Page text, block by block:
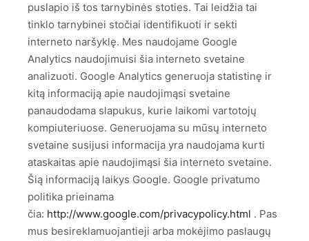
puslapio iš tos tarnybinės stoties. Tai leidžia tai
tinklo tarnybinei stočiai identifikuoti ir sekti
interneto naršyklę. Mes naudojame Google
Analytics naudojimuisi šia interneto svetaine
analizuoti. Google Analytics generuoja statistinę ir
kitą informaciją apie naudojimąsi svetaine
panaudodama slapukus, kurie laikomi vartotojų
kompiuteriuose. Generuojama su mūsų interneto
svetaine susijusi informacija yra naudojama kurti
ataskaitas apie naudojimąsi šia interneto svetaine.
Šią informaciją laikys Google. Google privatumo
politika prieinama
čia: http://www.google.com/privacypolicy.html . Pas
mus besireklamuojantieji arba mokėjimo paslaugų